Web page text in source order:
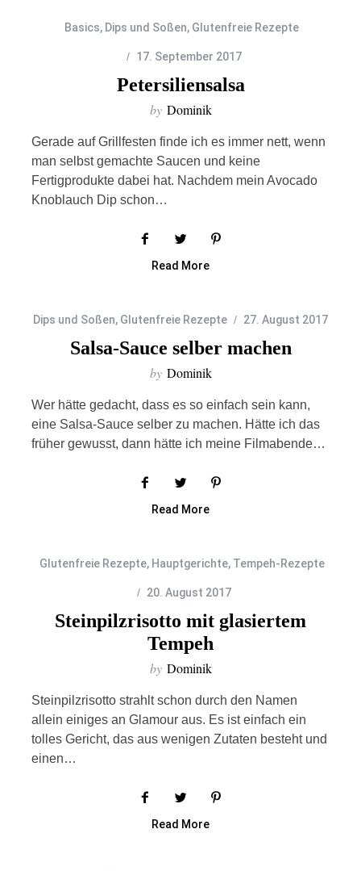
Basics, Dips und Soßen, Glutenfreie Rezepte
17. September 2017
Petersiliensalsa
by Dominik
Gerade auf Grillfesten finde ich es immer nett, wenn
man selbst gemachte Saucen und keine
Fertigprodukte dabei hat. Nachdem mein Avocado
Knoblauch Dip schon…
Read More
Dips und Soßen, Glutenfreie Rezepte 27. August 2017
Salsa-Sauce selber machen
by Dominik
Wer hätte gedacht, dass es so einfach sein kann,
eine Salsa-Sauce selber zu machen. Hätte ich das
früher gewusst, dann hätte ich meine Filmabende…
Read More
Glutenfreie Rezepte, Hauptgerichte, Tempeh-Rezepte
20. August 2017
Steinpilzrisotto mit glasiertem
Tempeh
by Dominik
Steinpilzrisotto strahlt schon durch den Namen
allein einiges an Glamour aus. Es ist einfach ein
tolles Gericht, das aus wenigen Zutaten besteht und
einen…
Read More